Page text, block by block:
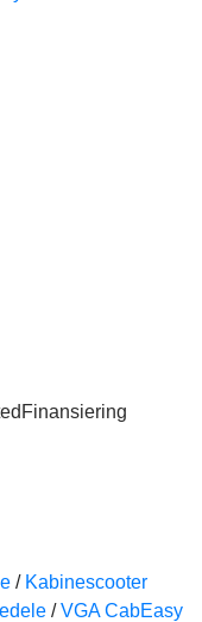
Finansiering
/ Kabinescooter
/ VGA CabEasy